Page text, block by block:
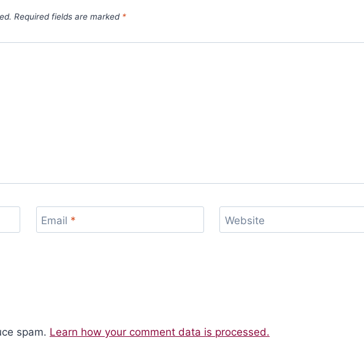
Required fields are marked *
Email * Website
spam. Learn how your comment data is processed.